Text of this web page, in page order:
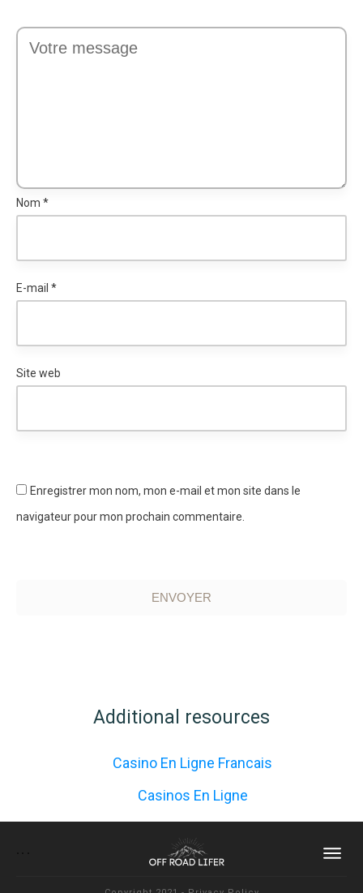
Nom *
E-mail *
Site web
Enregistrer mon nom, mon e-mail et mon site dans le
navigateur pour mon prochain commentaire.
ENVOYER
Additional resources
Casino En Ligne Francais
Casinos En Ligne